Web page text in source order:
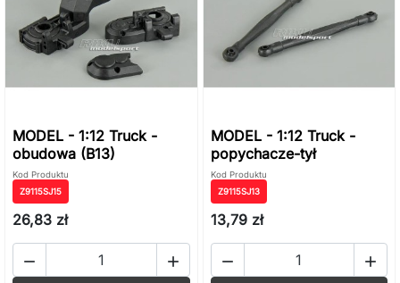
MODEL - 1:12 Truck -
obudowa (B13)
Kod Produktu
Z9115SJ15
26,83 zł
 
MODEL - 1:12 Truck -
popychacze-tył
Kod Produktu
Z9115SJ13
13,79 zł
 